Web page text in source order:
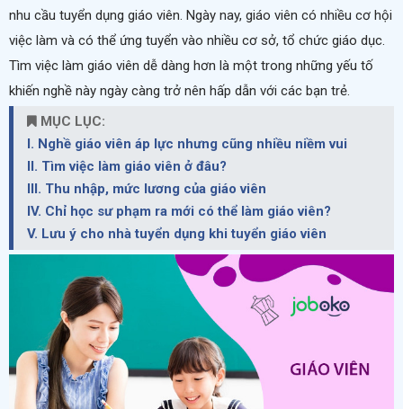
nhu cầu tuyển dụng giáo viên. Ngày nay, giáo viên có nhiều cơ hội
việc làm và có thể ứng tuyển vào nhiều cơ sở, tổ chức giáo dục.
Tìm việc làm giáo viên dễ dàng hơn là một trong những yếu tố
khiến nghề này ngày càng trở nên hấp dẫn với các bạn trẻ.
MỤC LỤC:
I. Nghề giáo viên áp lực nhưng cũng nhiều niềm vui
II. Tìm việc làm giáo viên ở đâu?
III. Thu nhập, mức lương của giáo viên
IV. Chỉ học sư phạm ra mới có thể làm giáo viên?
V. Lưu ý cho nhà tuyển dụng khi tuyển giáo viên